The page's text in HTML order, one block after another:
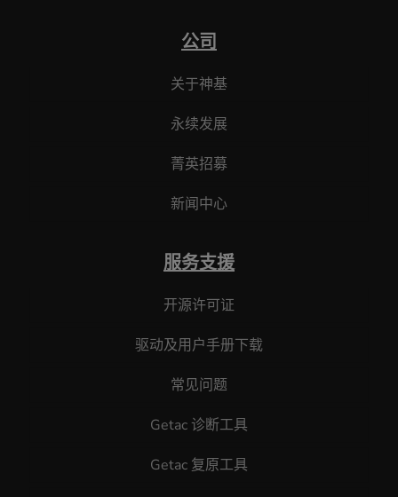
公司
关于神基
永续发展
菁英招募
新闻中心
服务支援
开源许可证
驱动及用户手册下载
常见问题
Getac 诊断工具
Getac 复原工具